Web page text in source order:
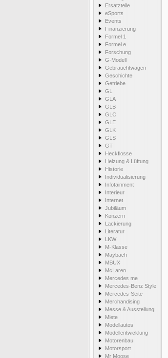
Ersatzteile
eSports
Events
Finanzierung
Formel 1
Formel e
Forschung
G-Modell
Gebrauchtwagen
Geschichte
Getriebe
GL
GLA
GLB
GLC
GLE
GLK
GLS
GT
Heckflosse
Heizung & Lüftung
Historie
Individualisierung
Infotainment
Interieur
Internet
Jubiläum
Konzern
Lackierung
Literatur
LKW
M-Klasse
Maybach
MBUX
McLaren
Mercedes me
Mercedes-Benz Style
Mercedes-Seite
Merchandising
Messe & Ausstellung
Miete
Modellautos
Modellentwicklung
Motorenbau
Motorsport
Mr Moose